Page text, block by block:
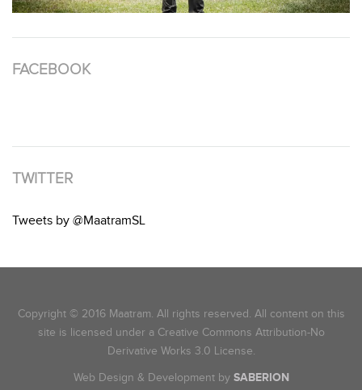
FACEBOOK
TWITTER
Tweets by @MaatramSL
Copyright © 2016 Maatram. All rights reserved. All content on this
site is licensed under a Creative Commons Attribution-No
Derivative Works 3.0 License.
Web Design & Development by SABERION